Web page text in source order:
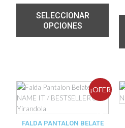
SELECCIONAR
OPCIONES
¡OFER
TA!
FALDA PANTALON BELATE